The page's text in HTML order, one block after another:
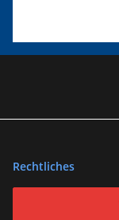
Rechtliches